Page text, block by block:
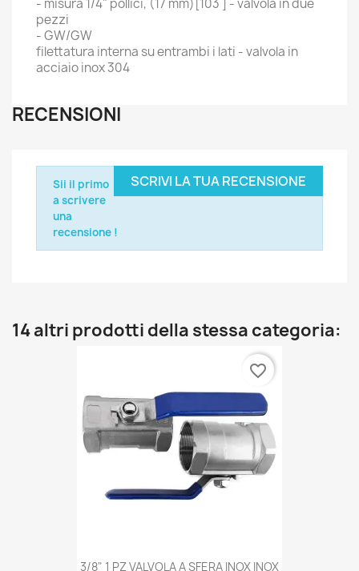
- misura 1/4" pollici, (17 mm)[103 ] - valvola in due
pezzi
- GW/GW
filettatura interna su entrambi i lati - valvola in
acciaio inox 304
RECENSIONI
SCRIVI LA TUA RECENSIONE
Sii il primo
a scrivere
una
recensione !
14 altri prodotti della stessa categoria:
3/8" 1 PZ VALVOLA A SFERA INOX INOX
favorite_border